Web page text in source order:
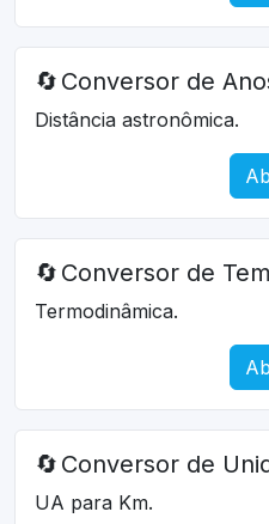
🔄 Conversor de
Distância astronômica.
🔄 Conversor de
Termodinâmica.
🔄 Conversor de
UA para Km.